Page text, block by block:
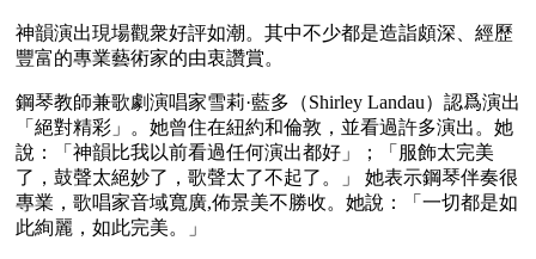
神韻演出現場觀衆好評如潮。其中不少都是造詣頗深、經歷
豐富的專業藝術家的由衷讚賞。
鋼琴教師兼歌劇演唱家雪莉·藍多（Shirley Landau）認爲演出
「絕對精彩」。她曾住在紐約和倫敦，並看過許多演出。她
說：「神韻比我以前看過任何演出都好」；「服飾太完美
了，鼓聲太絕妙了，歌聲太了不起了。」 她表示鋼琴伴奏很
專業，歌唱家音域寬廣,佈景美不勝收。她說：「一切都是如
此絢麗，如此完美。」